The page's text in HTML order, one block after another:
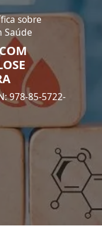
sobre
Saúde
978-85-5722-